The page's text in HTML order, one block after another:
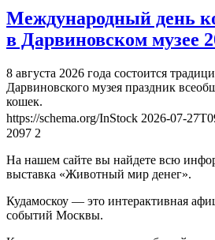
Международный день
в Дарвиновском музее
8 августа 2026 года состоится
Дарвиновского музея праздник
кошек.
https://schema.org/InStock 2026-07-
2097 2
На нашем сайте вы найдете всю
выставка «Животный мир денег».
Кудамоскоу — это интерактивная
событий Москвы.